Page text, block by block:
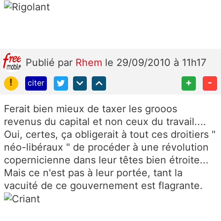
Publié par Rhem le 29/09/2010 à 11h17
!
citer + -
Ferait bien mieux de taxer les grooos
revenus du capital et non ceux du travail....
Oui, certes, ça obligerait à tout ces droitiers "
néo-libéraux " de procéder à une révolution
copernicienne dans leur têtes bien étroite...
Mais ce n'est pas à leur portée, tant la
vacuité de ce gouvernement est flagrante.